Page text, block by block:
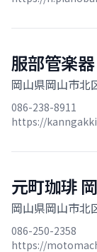
服部管楽器
岡山県岡山市北
086-238-8911
https://
元町珈琲
岡山県岡山市北
086-250-2358
https://